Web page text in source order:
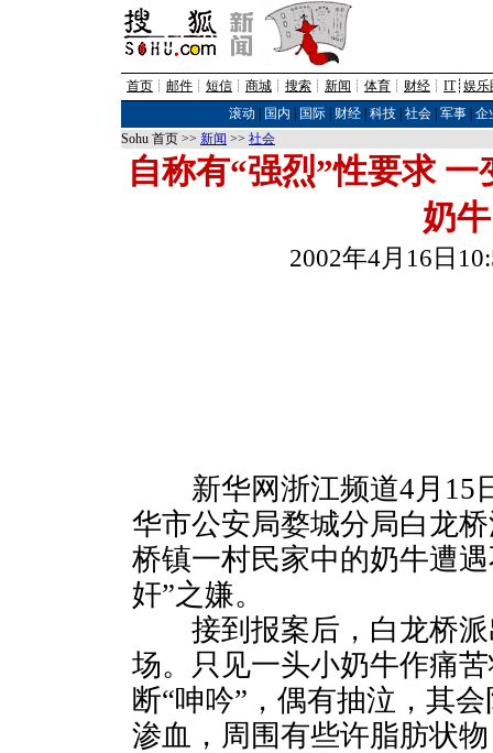
首页 ┊ 邮件 ┊ 短信 ┊ 商城 ┊ 搜索 ┊ 新闻 ┊ 体育 ┊ 财经 ┊ IT┊ 娱乐
滚动
国内 国际| 财经| 科技| 社会| 军事| 企
Sohu 首页 >> 新闻 >> 社会
自称有“强烈”性要求
奶牛
2002年4月16日
新华网浙江频道4月15
华市公安局婺城分局白龙
桥镇一村民家中的奶牛遭
奸”之嫌。
接到报案后，白龙桥派
场。只见一头小奶牛作痛
断“呻吟”，偶有抽泣，其
渗血，周围有些许脂肪状